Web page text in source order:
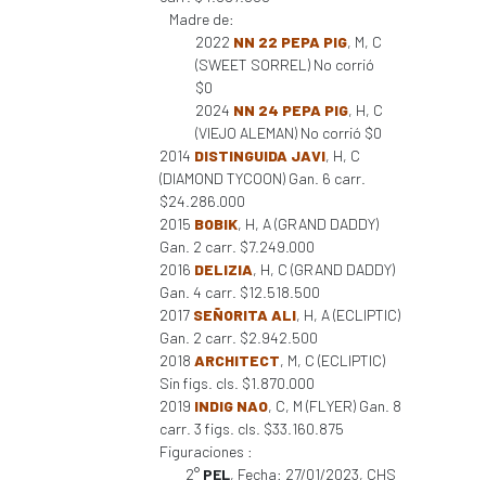
Madre de:
2022 NN 22 PEPA PIG, M, C
(SWEET SORREL) No corrió
$0
2024 NN 24 PEPA PIG, H, C
(VIEJO ALEMAN) No corrió $0
2014 DISTINGUIDA JAVI, H, C
(DIAMOND TYCOON) Gan. 6 carr.
$24.286.000
2015 BOBIK, H, A (GRAND DADDY)
Gan. 2 carr. $7.249.000
2016 DELIZIA, H, C (GRAND DADDY)
Gan. 4 carr. $12.518.500
2017 SEÑORITA ALI, H, A (ECLIPTIC)
Gan. 2 carr. $2.942.500
2018 ARCHITECT, M, C (ECLIPTIC)
Sin figs. cls. $1.870.000
2019 INDIG NAO, C, M (FLYER) Gan. 8
carr. 3 figs. cls. $33.160.875
Figuraciones :
2° PEL, Fecha: 27/01/2023, CHS